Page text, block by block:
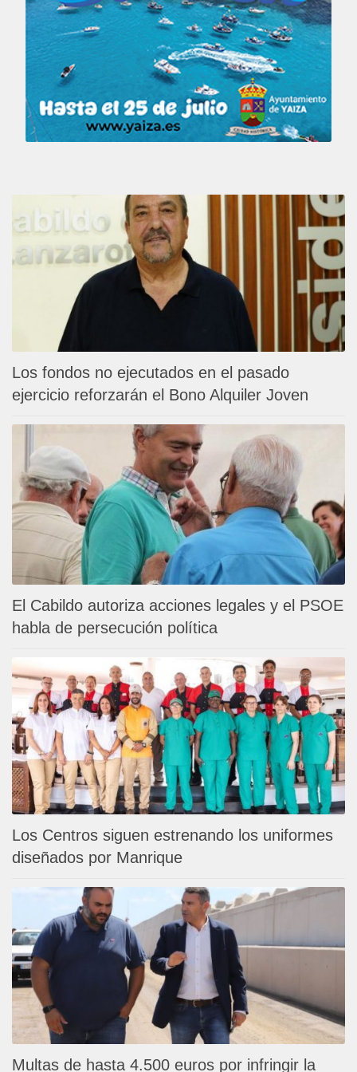
Los fondos no ejecutados en el pasado
ejercicio reforzarán el Bono Alquiler Joven
El Cabildo autoriza acciones legales y el PSOE
habla de persecución política
Los Centros siguen estrenando los uniformes
diseñados por Manrique
Multas de hasta 4.500 euros por infringir la